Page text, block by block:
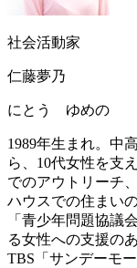
社会活動家
仁藤夢乃
にとう ゆめの
1989年生まれ。中
ら、10代女性を支
でのアウトリーチ
ハウスでの住まい
「青少年問題協議
る女性への支援の
TBS「サンデーモ